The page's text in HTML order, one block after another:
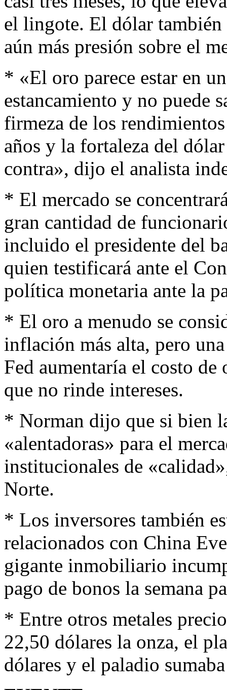
el lingote. El dólar también
aún más presión sobre el
* «El oro parece estar en
estancamiento y no puede
firmeza de los
años y la fortaleza del
contra», dijo el analista
* El mercado se
gran cantidad de
incluido el presidente del
quien testificará ante el
política monetaria ante la
* El oro a menudo se
inflación más alta, pero
Fed aumentaría el costo
que no rinde intereses.
* Norman dijo que si bien
«alentadoras» para el
institucionales de
Norte.
* Los inversores también
relacionados con China
gigante inmobiliario
pago de bonos la semana
* Entre otros metales
22,50 dólares la onza, el
dólares y el paladio